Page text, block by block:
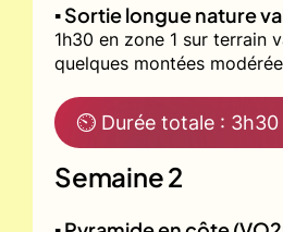
▪️ Sortie longue nature
1h30 en zone 1 sur terrain
quelques montées
⏲ Durée totale : 3h30
Semaine 2